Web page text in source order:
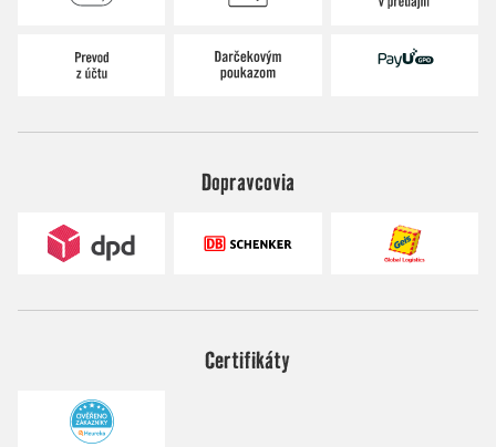
Dopravcovia
Certifikáty